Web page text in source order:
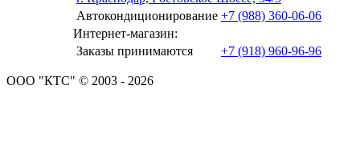
Автокондиционирование +7 (988) 360-06-06
Интернет-магазин:
Заказы принимаются
+7 (918) 960-96-96
ООО "КТС" © 2003 - 2026